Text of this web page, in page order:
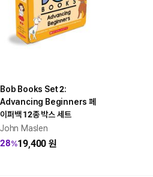
Bob Books Set 2:
Advancing Beginners 페
이퍼백 12종 박스 세트
John Maslen
28%19,400원